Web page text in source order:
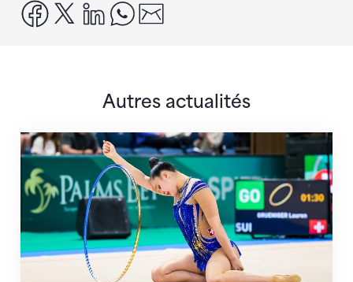
facebook
x linkedinwhatsapp
Autres actualités
Prochaine étape : les Championnats du monde